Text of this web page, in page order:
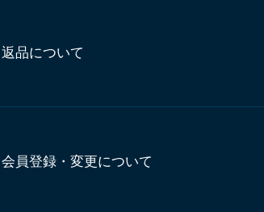
返品について
会員登録・変更について